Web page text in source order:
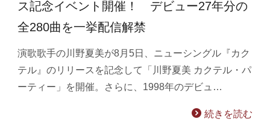
ス記念イベント開催！ デビュー27年分の
全280曲を一挙配信解禁
演歌歌手の川野夏美が8月5日、ニューシングル『カク
テル』のリリースを記念して「川野夏美 カクテル・パ
ーティー」を開催。さらに、1998年のデビュ…
続きを読む